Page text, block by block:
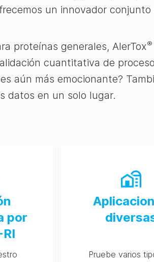
un innovador
proteínas generales, AlerTox®
cuantitativa de
aún más emocionante?
datos en un solo lugar.
por
Pruebe varios